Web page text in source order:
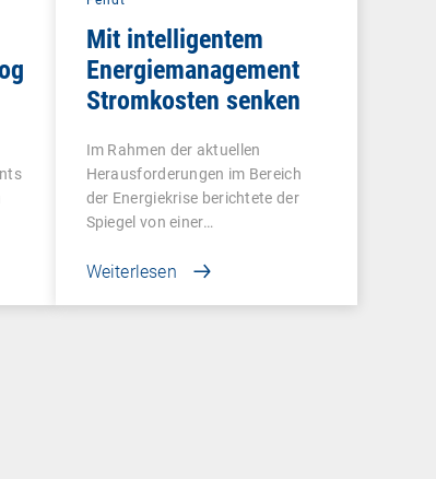
Mit intelligentem
Energiemanagement
Stromkosten senken
Im Rahmen der aktuellen
Herausforderungen im Bereich
der Energiekrise berichtete der
Spiegel von einer…
Weiterlesen